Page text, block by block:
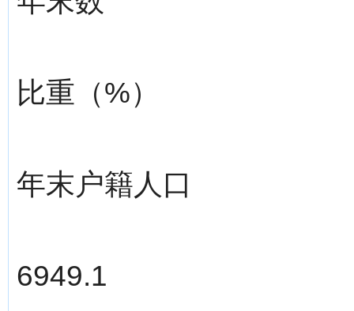
比重（%）
年末户籍人口
6949.1